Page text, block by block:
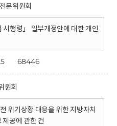
문위원회
시행령」 일부개정안에 대한 개인
68446
원회
위기상황 대응을 위한 지방자치
공에 관한 건